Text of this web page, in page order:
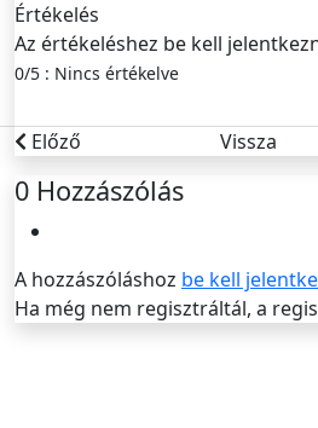
Értékelés
Az értékeléshez be kell
0/5 : Nincs értékelve
Előző Vissza
0 Hozzászólás
A hozzászóláshoz be kell
Ha még nem regisztráltál, a